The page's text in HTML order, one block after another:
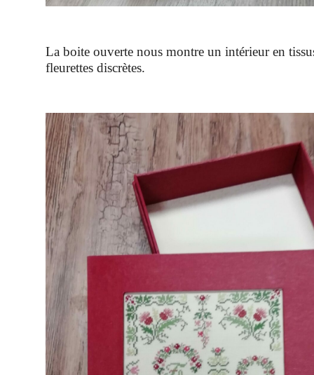
La boite ouverte nous montre un intérieur en
fleurettes discrètes.